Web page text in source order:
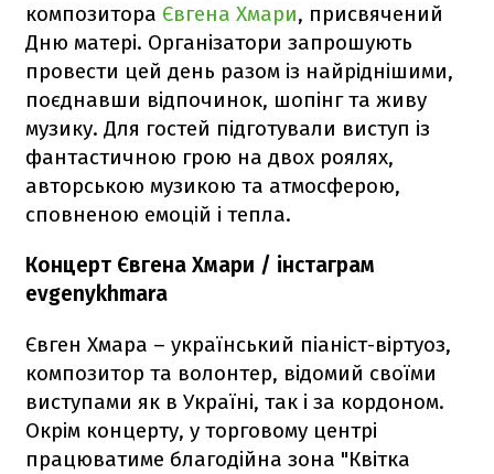
композитора Євгена Хмари, присвячений
Дню матері. Організатори запрошують
провести цей день разом із найріднішими,
поєднавши відпочинок, шопінг та живу
музику. Для гостей підготували виступ із
фантастичною грою на двох роялях,
авторською музикою та атмосферою,
сповненою емоцій і тепла.
Концерт Євгена Хмари / інстаграм
evgenykhmara
Євген Хмара – український піаніст-віртуоз,
композитор та волонтер, відомий своїми
виступами як в Україні, так і за кордоном.
Окрім концерту, у торговому центрі
працюватиме благодійна зона "Квітка